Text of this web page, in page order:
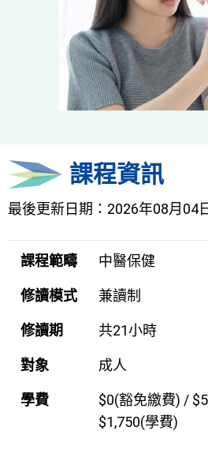
課程資訊
最後更新日期：2026年08月04
課程範疇 中醫保健
修讀模式 兼讀制
修讀期 共21小時
對象 成人
學費
$0(豁免繳費) /
$1,750(學費)